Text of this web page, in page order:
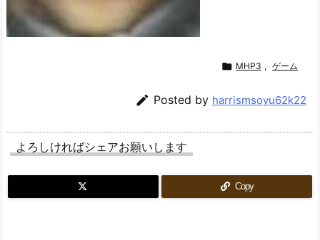
 MHP3 , ゲーム
 Posted by harrismsoyu62k22
よろしければシェアお願いします
Copy